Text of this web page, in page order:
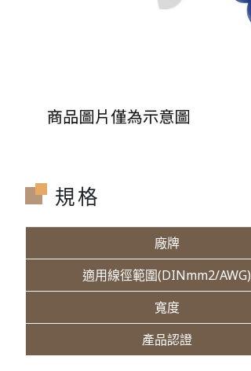
規格
廠牌
適用線徑範圍(DINmm2/AWG)
寬度
產品認證